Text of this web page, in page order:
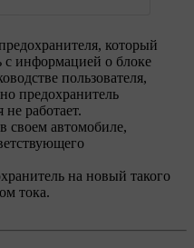
который
с информацией о блоке
пользователя,
предохранитель
работает.
своем автомобиле,
на новый такого
тока.